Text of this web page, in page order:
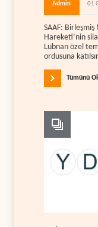
Admin 01
SAAF:
Hareketi’nin
Lübnan özel
ordusuna
Tümünü